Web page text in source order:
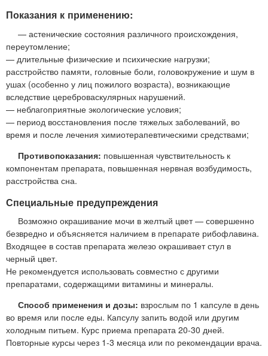
Показания к применению:
— астенические состояния различного происхождения,
переутомление;
— длительные физические и психические нагрузки;
расстройство памяти, головные боли, головокружение и шум в
ушах (особенно у лиц пожилого возраста), возникающие
вследствие цереброваскулярных нарушений.
— неблагоприятные экологические условия;
— период восстановления после тяжелых заболеваний, во
время и после лечения химиотерапевтическими средствами;
Противопоказания: повышенная чувствительность к
компонентам препарата, повышенная нервная возбудимость,
расстройства сна.
Специальные предупреждения
Возможно окрашивание мочи в желтый цвет — совершенно
безвредно и объясняется наличием в препарате рибофлавина.
Входящее в состав препарата железо окрашивает стул в
черный цвет.
Не рекомендуется использовать совместно с другими
препаратами, содержащими витамины и минералы.
Способ применения и дозы: взрослым по 1 капсуле в день
во время или после еды. Капсулу запить водой или другим
холодным питьем. Курс приема препарата 20-30 дней.
Повторные курсы через 1-3 месяца или по рекомендации врача.